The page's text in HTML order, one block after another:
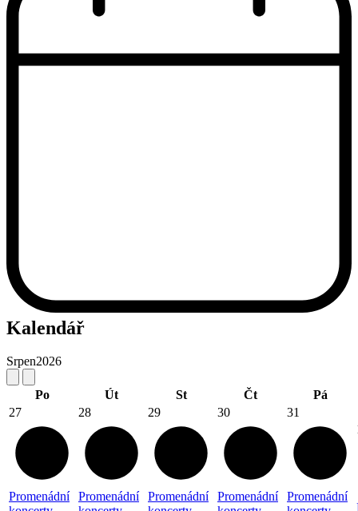
Kalendář
Srpen2026
Po Út St Čt
Pá
27
Promenádní
28
Promenádní
29
Promenádní
30
Promenádní
31
Promenádní